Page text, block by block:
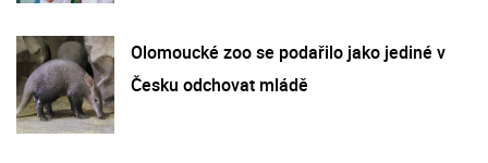
Olomoucké zoo se podařilo jako jediné v
Česku odchovat mládě